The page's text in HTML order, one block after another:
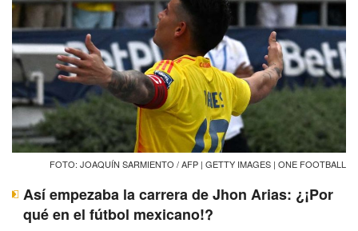
FOTO: JOAQUÍN SARMIENTO / AFP | GETTY IMAGES | ONE FOOTBALL
Así empezaba la carrera de Jhon Arias: ¿¡Por
qué en el fútbol mexicano!?